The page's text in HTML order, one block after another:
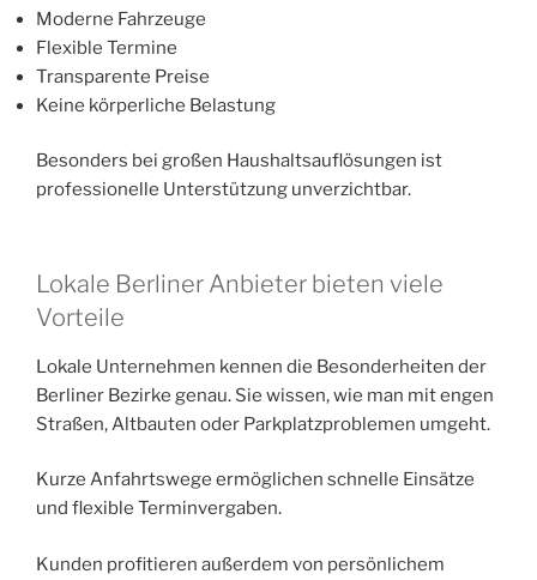
Moderne Fahrzeuge
Flexible Termine
Transparente Preise
Keine körperliche Belastung
Besonders bei großen Haushaltsauflösungen ist
professionelle Unterstützung unverzichtbar.
Lokale Berliner Anbieter bieten viele
Vorteile
Lokale Unternehmen kennen die Besonderheiten der
Berliner Bezirke genau. Sie wissen, wie man mit engen
Straßen, Altbauten oder Parkplatzproblemen umgeht.
Kurze Anfahrtswege ermöglichen schnelle Einsätze
und flexible Terminvergaben.
Kunden profitieren außerdem von persönlichem